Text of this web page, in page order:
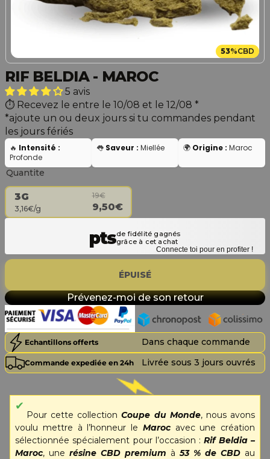
53%CBD
RIF BELDIA - MAROC
5 avis
Recevez le entre le 10/08 et le 12/08 *
*ajoute un ou deux jours si tu commandes pendant
les jours fériés
🔥 Intensité :
Profonde
👅 Saveur : Miellée 🌍 Origine : Maroc
Quantite
3G
3,16€/g
19€
9,50€
Connecte toi pour en profiter !
ÉPUISÉ
Prévenez-moi de son retour
Echantillons offerts Dans chaque commande
Commande expediée en 24h Livrée sous 3 jours ouvrés
Pour cette collectionCoupe du Monde, nous avons
voulu mettre à l’honneur le Marocavec une création
sélectionnée spécialement pour l’occasion :Rif Beldia –
Maroc, une résine CBD premium à53 % de CBD au